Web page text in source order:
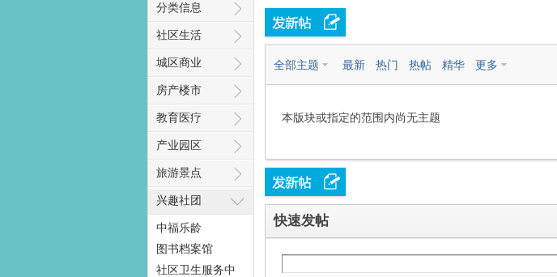
生
态
» ›
分类信息
社区生活
城区商业
房产楼市
教育医疗
产业园区
旅游景点
兴趣社团
中福乐龄
图书档案馆
社区卫生服务中
全部主题 最新 热门 热帖 精华 更多
本版块或指定的范围内尚无主题
快速发帖